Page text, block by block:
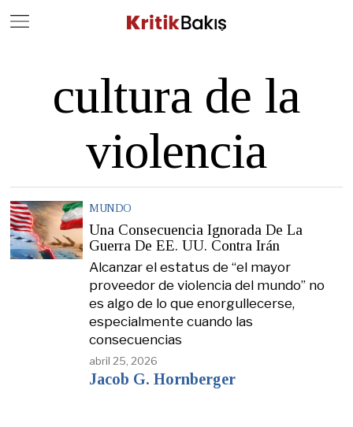
cultura de la
violencia
MUNDO
Una Consecuencia Ignorada De La
Guerra De EE. UU. Contra Irán
Alcanzar el estatus de “el mayor
proveedor de violencia del mundo” no
es algo de lo que enorgullecerse,
especialmente cuando las
consecuencias
abril 25, 2026
Jacob G. Hornberger